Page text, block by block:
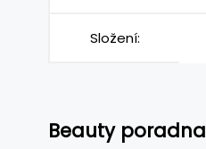
Složení:
Beauty poradna